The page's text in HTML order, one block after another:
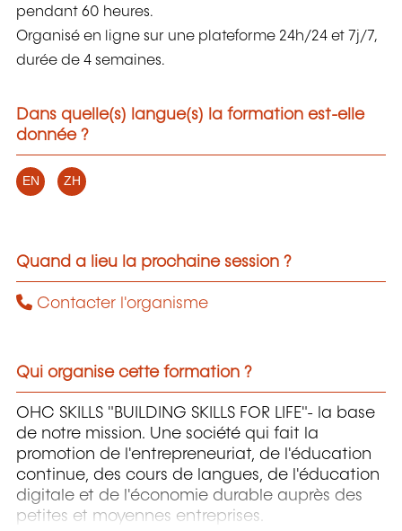
pendant 60 heures.
Organisé en ligne sur une plateforme 24h/24 et 7j/7,
durée de 4 semaines.
Dans quelle(s) langue(s) la formation est-elle
donnée ?
EN ZH
Quand a lieu la prochaine session ?
Contacter l'organisme
Qui organise cette formation ?
OHC SKILLS "BUILDING SKILLS FOR LIFE"- la base
de notre mission. Une société qui fait la
promotion de l'entrepreneuriat, de l'éducation
continue, des cours de langues, de l'éducation
digitale et de l'économie durable auprès des
petites et moyennes entreprises.